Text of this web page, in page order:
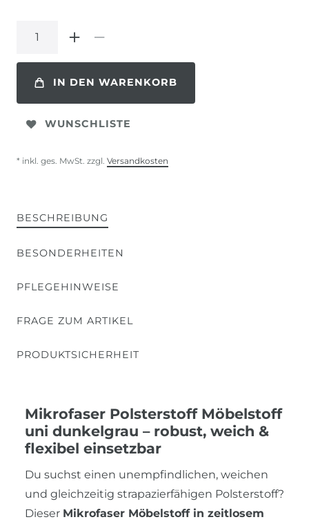
IN DEN WARENKORB
WUNSCHLISTE
* inkl. ges. MwSt. zzgl. Versandkosten
BESCHREIBUNG
BESONDERHEITEN
PFLEGEHINWEISE
FRAGE ZUM ARTIKEL
PRODUKTSICHERHEIT
Mikrofaser Polsterstoff Möbelstoff
uni dunkelgrau – robust, weich &
flexibel einsetzbar
Du suchst einen unempfindlichen, weichen
und gleichzeitig strapazierfähigen Polsterstoff?
Dieser Mikrofaser Möbelstoff in zeitlosem